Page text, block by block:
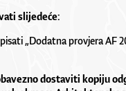
slijedeće:
„Dodatna provjera AF
dostaviti kopiju